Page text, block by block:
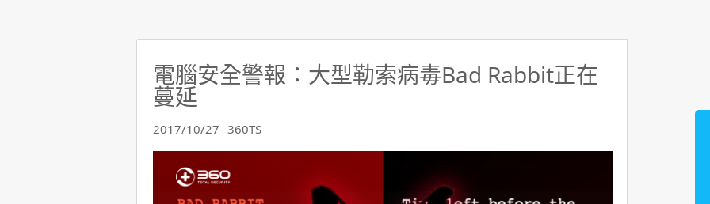
電腦安全警報：大型勒索病毒Bad Rabbit正在
蔓延
2017/10/27 360TS